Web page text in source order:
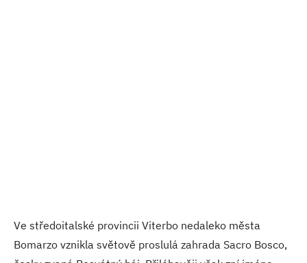
Ve středoitalské provincii Viterbo nedaleko města
Bomarzo vznikla světově proslulá zahrada Sacro Bosco,